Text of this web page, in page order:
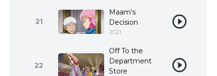
21
Maam's
Decision
2021
22
Off To the
Department
Store